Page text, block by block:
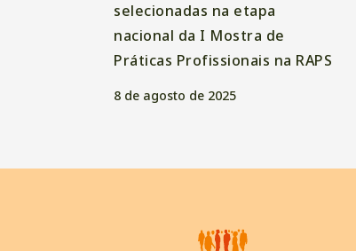
selecionadas na etapa
nacional da I Mostra de
Práticas Profissionais na RAPS
8 de agosto de 2025